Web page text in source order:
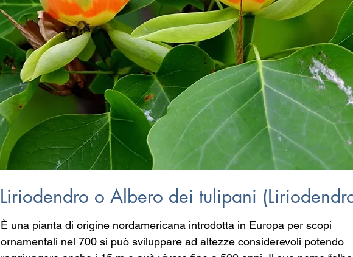
Liriodendro o Albero dei tulipani
È una pianta di origine nordamericana introdotta in Europa per scopi
ornamentali nel 700 si può sviluppare ad altezze considerevoli potendo